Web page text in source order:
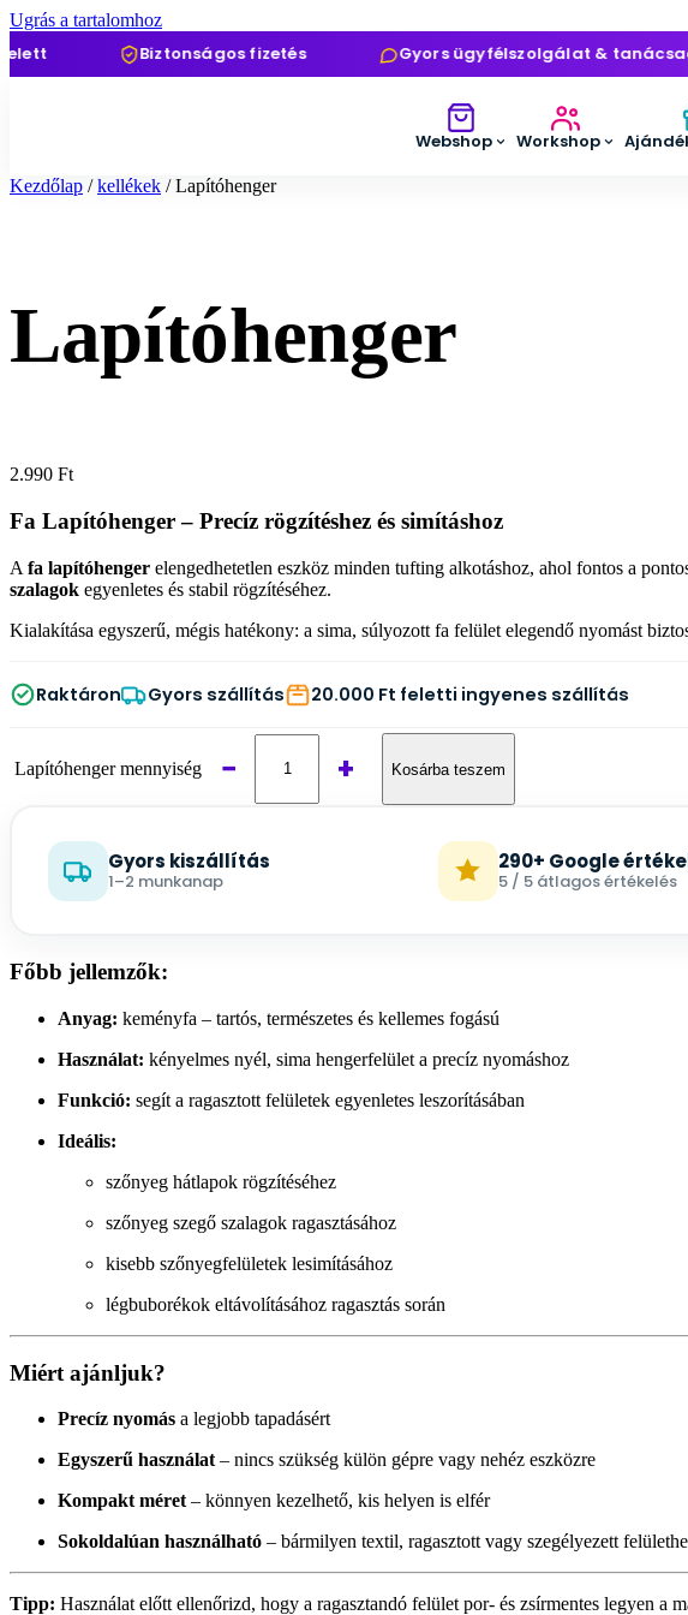
Ugrás a tartalomhoz
Biztonságos fizetés Gyors ügyfélszolgálat & tanácsadás
Webshop Workshop
Kezdőlap /kellékek / Lapítóhenger
Lapítóhenger
2.990 Ft
Fa Lapítóhenger – Precíz rögzítéshez és simításhoz
A fa lapítóhenger elengedhetetlen eszköz minden tufting alkotáshoz, ahol fontos a
szalagok egyenletes és stabil rögzítéséhez.
Kialakítása egyszerű, mégis hatékony: a sima, súlyozott fa felület elegendő nyomást
Raktáron Gyors szállítás 20.000 Ft feletti ingyenes szállítás
Lapítóhenger mennyiség − + Kosárba teszem
Gyors kiszállítás
1–2 munkanap
290+ Google
5 / 5 átlagos értékelés
Főbb jellemzők:
Anyag: keményfa – tartós, természetes és kellemes fogású
Használat: kényelmes nyél, sima hengerfelület a precíz nyomáshoz
Funkció: segít a ragasztott felületek egyenletes leszorításában
Ideális:
szőnyeg hátlapok rögzítéséhez
szőnyeg szegő szalagok ragasztásához
kisebb szőnyegfelületek lesimításához
légbuborékok eltávolításához ragasztás során
Miért ajánljuk?
Precíz nyomás a legjobb tapadásért
Egyszerű használat – nincs szükség külön gépre vagy nehéz eszközre
Kompakt méret – könnyen kezelhető, kis helyen is elfér
Sokoldalúan használható – bármilyen textil, ragasztott vagy szegélyezett
Tipp: Használat előtt ellenőrizd, hogy a ragasztandó felület por- és zsírmentes legyen a